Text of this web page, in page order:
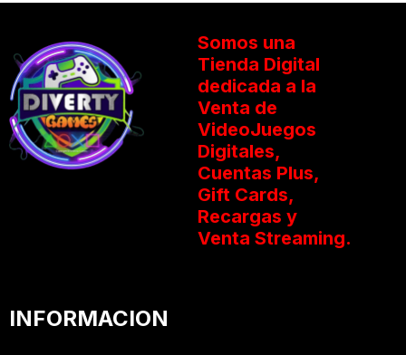
Somos una
Tienda Digital
dedicada a la
Venta de
VideoJuegos
Digitales,
Cuentas Plus,
Gift Cards,
Recargas y
Venta Streaming.
INFORMACION